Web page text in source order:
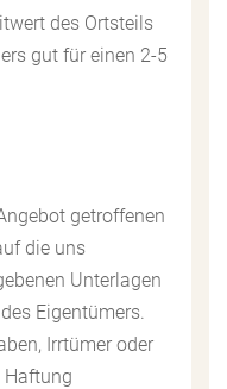
des Ortsteils
gut für einen 2-5
getroffenen
die uns
Unterlagen
Eigentümers.
Irrtümer oder
Haftung